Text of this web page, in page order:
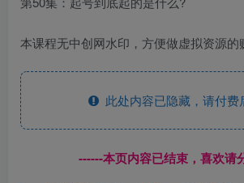
本课程无中创网水印，方便做虚拟资源的
此处内容已隐藏，请付费
------本页内容已结束，喜欢请